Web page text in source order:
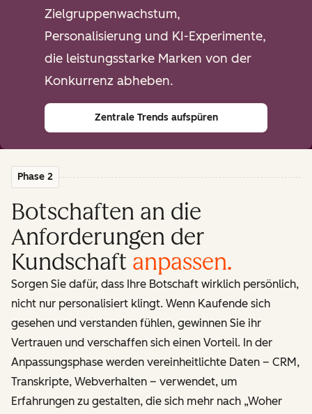
Zielgruppenwachstum,
Personalisierung und KI-Experimente,
die leistungsstarke Marken von der
Konkurrenz abheben.
Zentrale Trends aufspüren
Phase 2
Botschaften an die
Anforderungen der
Kundschaft anpassen.
Sorgen Sie dafür, dass Ihre Botschaft wirklich persönlich,
nicht nur personalisiert klingt. Wenn Kaufende sich
gesehen und verstanden fühlen, gewinnen Sie ihr
Vertrauen und verschaffen sich einen Vorteil. In der
Anpassungsphase werden vereinheitlichte Daten – CRM,
Transkripte, Webverhalten – verwendet, um
Erfahrungen zu gestalten, die sich mehr nach „Woher